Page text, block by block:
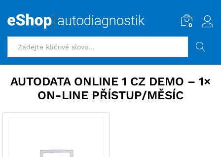
0
AUTODATA ONLINE 1 CZ DEMO – 1×
ON-LINE PŘÍSTUP/MĚSÍC